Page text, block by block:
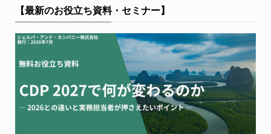
【最新のお役立ち資料・セミナー】